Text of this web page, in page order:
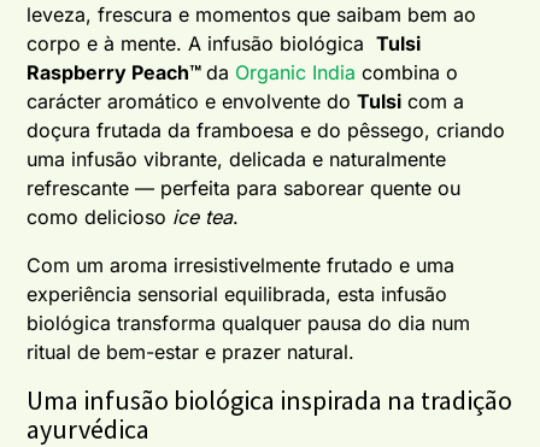
leveza, frescura e momentos que saibam bem ao
corpo e à mente. A infusão biológicaTulsi
Raspberry Peach™da Organic India combina o
carácter aromático e envolvente doTulsi com a
doçura frutada da framboesa e do pêssego, criando
uma infusão vibrante, delicada e naturalmente
refrescante — perfeita para saborear quente ou
como delicioso ice tea.
Com um aroma irresistivelmente frutado e uma
experiência sensorial equilibrada, esta infusão
biológica transforma qualquer pausa do dia num
ritual de bem-estar e prazer natural.
Uma infusão biológica inspirada na tradição
ayurvédica